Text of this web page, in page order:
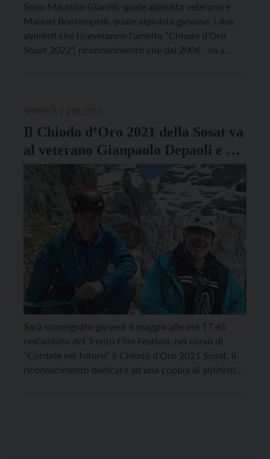
Sono Maurizio Giarolli, quale alpinista veterano e
Manuel Bontempelli, quale alpinista giovane, i due
alpinisti che riceveranno l’ambito “Chiodo d’Oro
Sosat 2022“, riconoscimento che dal 2006 , va a
Il Chiodo d’Oro 2021 della Sosat va
al veterano Gianpaolo Depaoli e al
giovane Filippo Crespi
Sarà consegnato giovedì 6 maggio alle ore 17.45
nell’ambito del Trento Film Festival, nel corso di
“Cordate nel futuro” il Chiodo d’Oro 2021 Sosat, il
riconoscimento dedicato ad una coppia di alpinisti